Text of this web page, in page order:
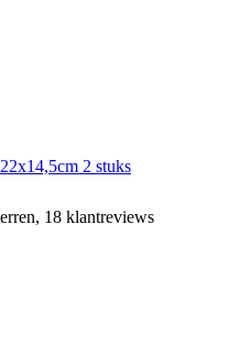
2 stuks
18 klantreviews